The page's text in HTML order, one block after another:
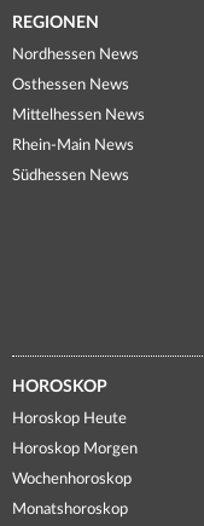
REGIONEN
Nordhessen News
Osthessen News
Mittelhessen News
Rhein-Main News
Südhessen News
HOROSKOP
Horoskop Heute
Horoskop Morgen
Wochenhoroskop
Monatshoroskop